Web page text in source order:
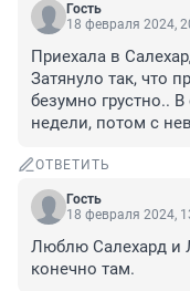
Гость
18 февраля 2024,
Приехала в
Затянуло так, что
безумно грустно..
недели, потом с
ОТВЕТИТЬ
Гость
18 февраля 2024,
Люблю Салехард и
конечно там.